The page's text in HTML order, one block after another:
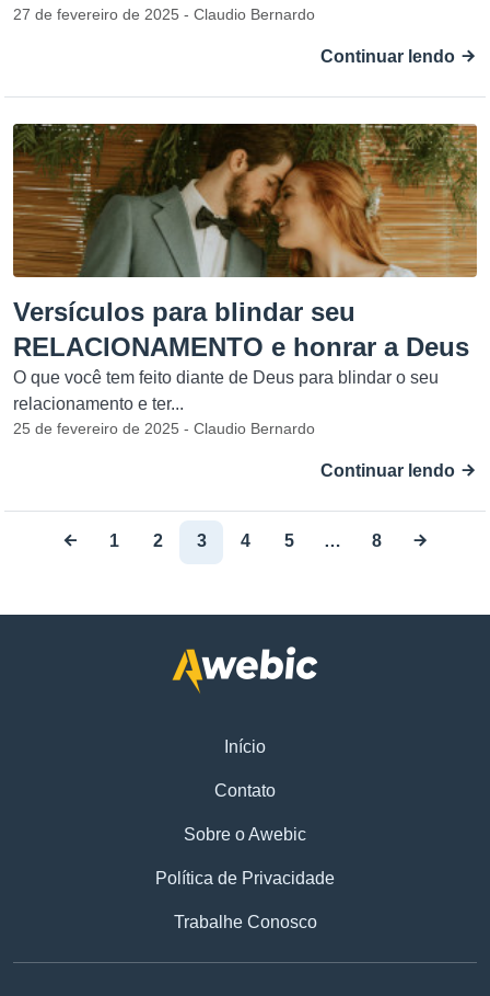
27 de fevereiro de 2025 - Claudio Bernardo
Continuar lendo
Versículos para blindar seu
RELACIONAMENTO e honrar a Deus
O que você tem feito diante de Deus para blindar o seu
relacionamento e ter...
25 de fevereiro de 2025 - Claudio Bernardo
Continuar lendo
1 2 3 4 5 … 8
Início
Contato
Sobre o Awebic
Política de Privacidade
Trabalhe Conosco